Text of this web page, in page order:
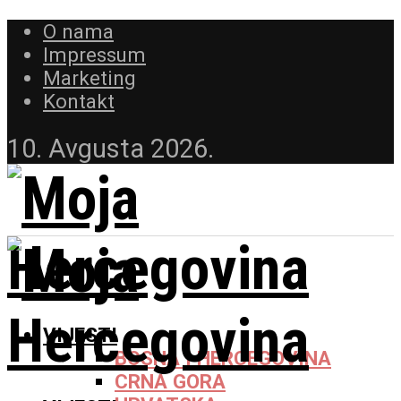
O nama
Impressum
Marketing
Kontakt
10. Avgusta 2026.
VIJESTI
BOSNA I HERCEGOVINA
CRNA GORA